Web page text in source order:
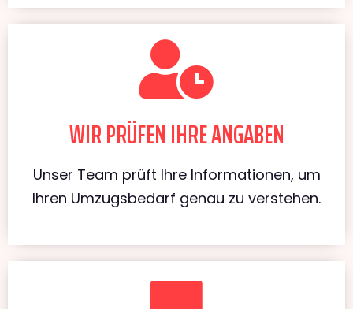
WIR PRÜFEN IHRE ANGABEN
Unser Team prüft Ihre Informationen, um
Ihren Umzugsbedarf genau zu verstehen.